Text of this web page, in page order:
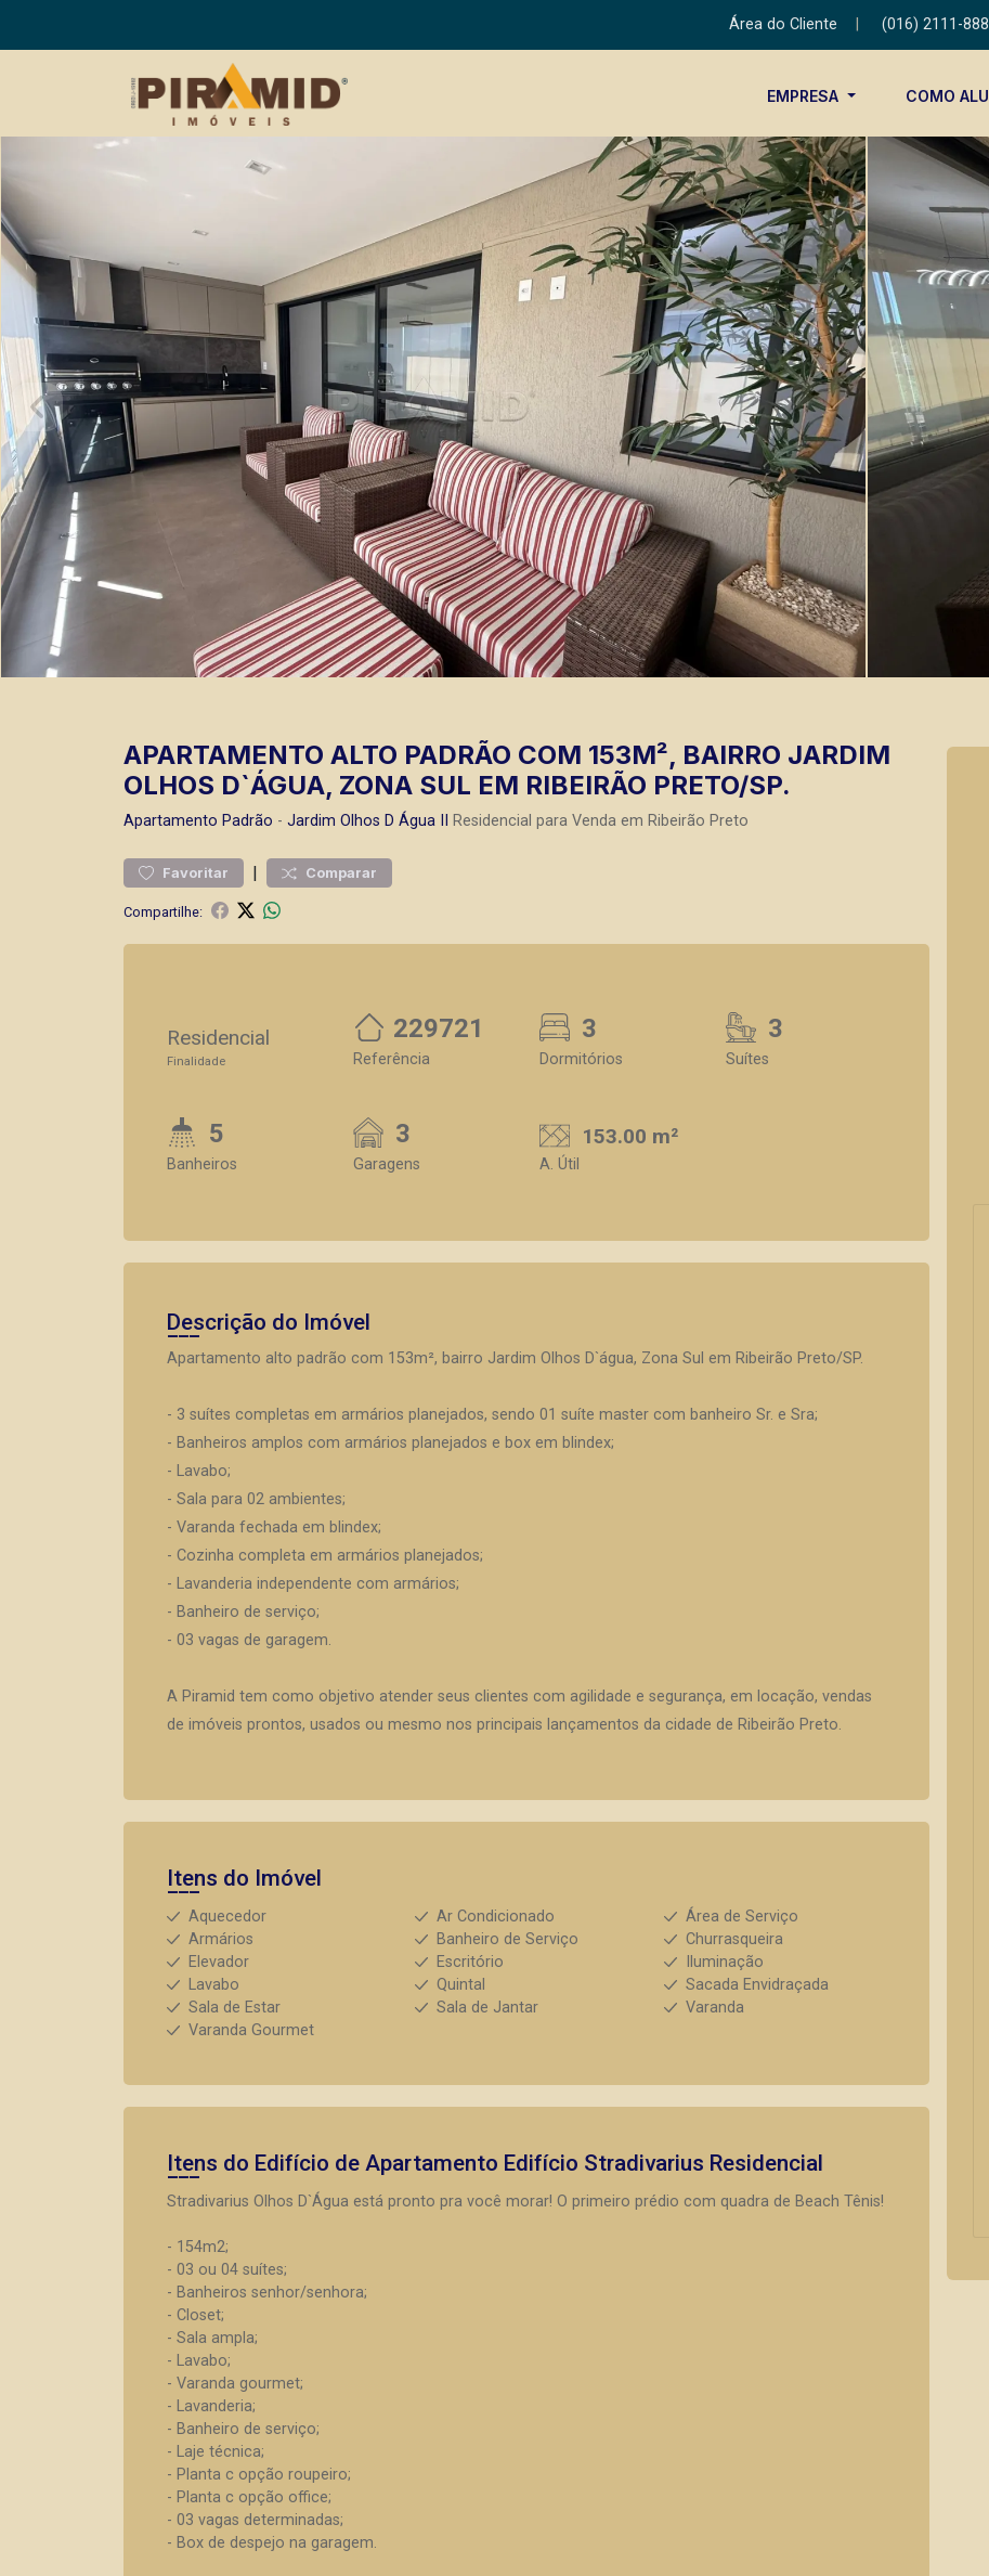
Área do Cliente (016) 2111-
EMPRESA COMO
APARTAMENTO ALTO PADRÃO COM 153M², BAIRRO JARDIM
OLHOS D`ÁGUA, ZONA SUL EM RIBEIRÃO PRETO/SP.
Apartamento Padrão - Jardim Olhos D Água II Residencial para Venda em Ribeirão Preto
Favoritar | Comparar
Compartilhe:
Residencial
Finalidade
229721
Referência
3
Dormitórios
3
Suítes
5
Banheiros
3
Garagens
153.00 m²
A. Útil
Descrição do Imóvel
Apartamento alto padrão com 153m², bairro Jardim Olhos D`água, Zona Sul em Ribeirão Preto/SP.
- 3 suítes completas em armários planejados, sendo 01 suíte master com banheiro Sr. e Sra;
- Banheiros amplos com armários planejados e box em blindex;
- Lavabo;
- Sala para 02 ambientes;
- Varanda fechada em blindex;
- Cozinha completa em armários planejados;
- Lavanderia independente com armários;
- Banheiro de serviço;
- 03 vagas de garagem.
A Piramid tem como objetivo atender seus clientes com agilidade e segurança, em locação, vendas
de imóveis prontos, usados ou mesmo nos principais lançamentos da cidade de Ribeirão Preto.
Itens do Imóvel
Aquecedor Ar Condicionado
Área de Serviço
Armários
Banheiro de Serviço
Churrasqueira
Elevador
Escritório
Iluminação
Lavabo
Quintal
Sacada Envidraçada
Sala de Estar
Sala de Jantar
Varanda
Varanda Gourmet
Itens do Edifício de Apartamento Edifício Stradivarius Residencial
Stradivarius Olhos D`Água está pronto pra você morar! O primeiro prédio com quadra de Beach Tênis!
- 154m2;
- 03 ou 04 suítes;
- Banheiros senhor/senhora;
- Closet;
- Sala ampla;
- Lavabo;
- Varanda gourmet;
- Lavanderia;
- Banheiro de serviço;
- Laje técnica;
- Planta c opção roupeiro;
- Planta c opção office;
- 03 vagas determinadas;
- Box de despejo na garagem.